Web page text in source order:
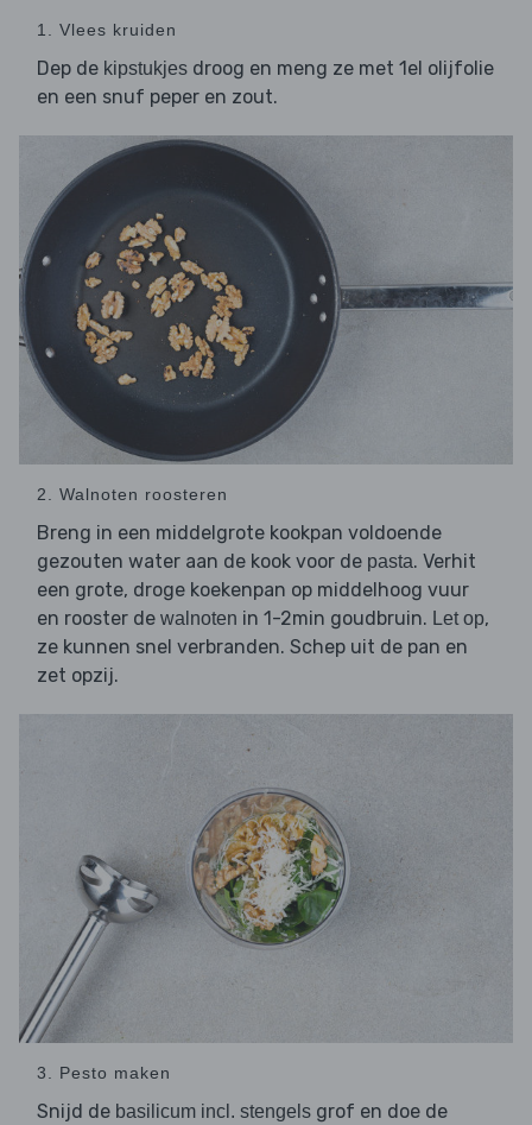
1. Vlees kruiden
Dep de kipstukjes droog en meng ze met 1el olijfolie
en een snuf peper en zout.
2. Walnoten roosteren
Breng in een middelgrote kookpan voldoende
gezouten water aan de kook voor de pasta. Verhit
een grote, droge koekenpan op middelhoog vuur
en rooster de walnoten in 1-2min goudbruin. Let op,
ze kunnen snel verbranden. Schep uit de pan en
zet opzij.
3. Pesto maken
Snijd de basilicum incl. stengels grof en doe de